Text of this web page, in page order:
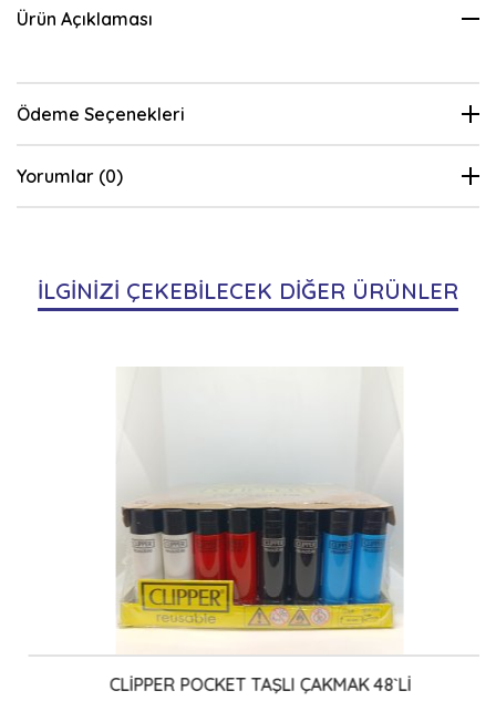
Ürün Açıklaması
Ödeme Seçenekleri
Yorumlar (0)
İLGİNİZİ ÇEKEBİLECEK DİĞER ÜRÜNLER
CLİPPER POCKET TAŞLI ÇAKMAK 48`Lİ